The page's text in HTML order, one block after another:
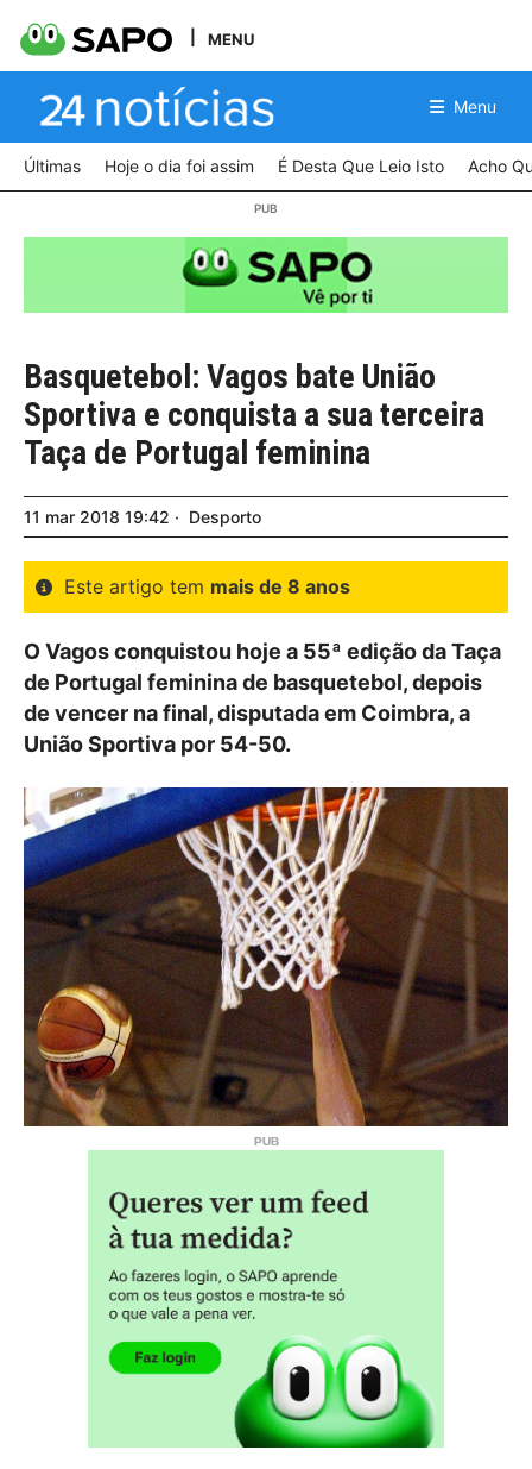
MENU
Menu
Últimas Hoje o dia foi assim É Desta Que Leio Isto Acho
Basquetebol: Vagos bate União
Sportiva e conquista a sua terceira
Taça de Portugal feminina
11 mar 2018 19:42 Desporto
Este artigo tem mais de 8 anos
O Vagos conquistou hoje a 55ª edição da Taça
de Portugal feminina de basquetebol, depois
de vencer na final, disputada em Coimbra, a
União Sportiva por 54-50.